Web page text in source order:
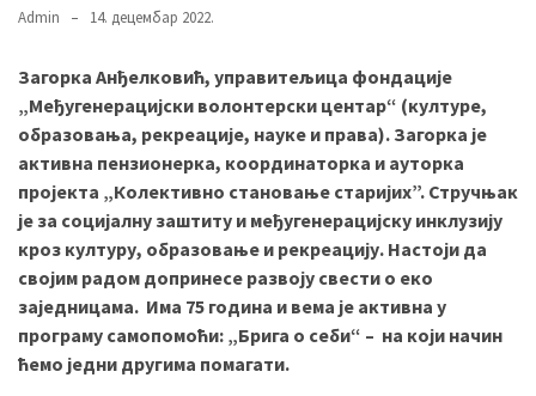
Војводине“
MOST
USED
CATEGORIES
Вести
(901)
Вршац
(872)
ГРАДОВИ
Admin 14. децембар 2022.
Загорка Анђелковић, управитељица фондације
„Међугенерацијски волонтерски центар“ (културе,
образовања, рекреације, науке и права). Загорка је
активна пензионерка, координаторка и ауторка
пројекта „Колективно становање старијих”. Стручњак
је за социјалну заштиту и међугенерацијску инклузију
кроз културу, образовање и рекреацију. Настоји да
својим радом допринесе развоју свести о еко
заједницама. Има 75 година и вема је активна у
програму самопомоћи: „Брига о себи“ – на који начин
ћемо једни другима помагати.